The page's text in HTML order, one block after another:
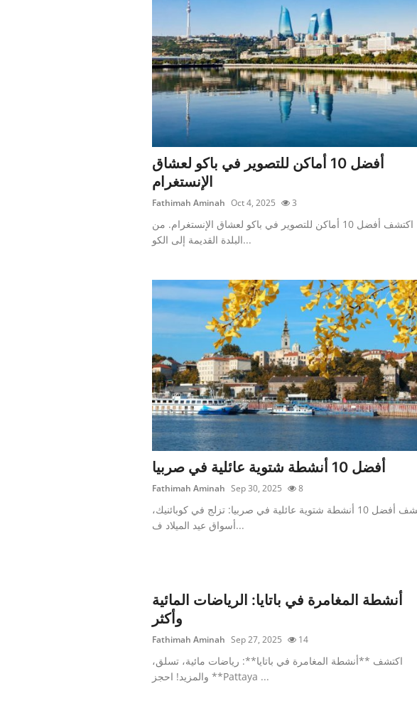
أفضل 10 أماكن للتصوير في باكو لعشاق
الإنستغرام
Fathimah Aminah Oct 4, 2025 3
اكتشف أفضل 10 أماكن للتصوير في باكو لعشاق الإنستغرام. من
البلدة القديمة إلى الكو...
أفضل 10 أنشطة شتوية عائلية في صربيا
Fathimah Aminah Sep 30, 2025 8
اكتشف أفضل 10 أنشطة شتوية عائلية في صربيا: تزلج في كوبائنيك،
أسواق عيد الميلاد ف...
أنشطة المغامرة في باتايا: الرياضات المائية
وأكثر
Fathimah Aminah Sep 27, 2025 14
اكتشف **أنشطة المغامرة في باتايا**: رياضات مائية، تسلق،
والمزيد! احجز **Pattaya ...